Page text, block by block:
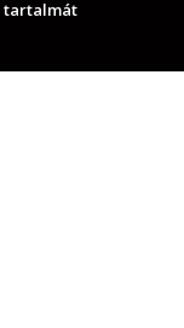
tartalmát